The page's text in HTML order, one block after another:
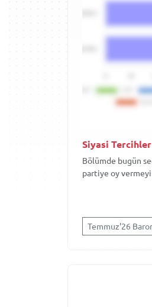
Siyasi Tercihler
Bölümde bugün
partiye oy
Temmuz'26